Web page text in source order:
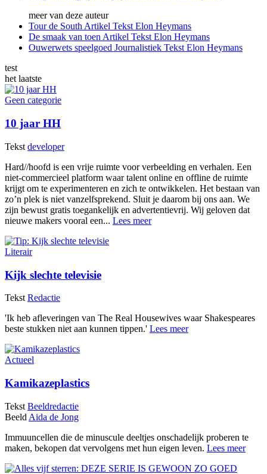
meer van deze auteur
Tour de SouthArtikel TekstElon Heymans
De smaak van toenArtikel TekstElon Heymans
Ouwerwets speelgoed Journalistiek TekstElon Heymans
test
het laatste
Geen categorie
10 jaar HH
Tekst developer
Hard//hoofd is een vrije ruimte voor verbeelding en verhalen. Een
niet-commercieel platform waar talent online en offline de ruimte
krijgt om te experimenteren en zich te ontwikkelen. Het bestaan van
zo’n plek is niet vanzelfsprekend. Sluit je daarom bij ons aan. We
zijn bewust gratis toegankelijk en advertentievrij. Wij geloven dat
nieuwe makers vooral een... Lees meer
Literair
Kijk slechte televisie
Tekst Redactie
'Ik heb afleveringen van The Real Housewives waar Shakespeares
beste stukken niet aan kunnen tippen.' Lees meer
Actueel
Kamikazeplastics
Tekst Beeldredactie
Beeld Aida de Jong
Immuuncellen die de minuscule deeltjes onschadelijk proberen te
maken, bekopen dat vervolgens met hun eigen leven. Lees meer